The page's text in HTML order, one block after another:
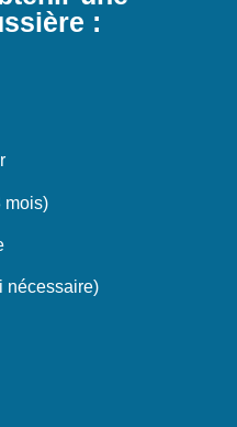
:
mois)
nécessaire)